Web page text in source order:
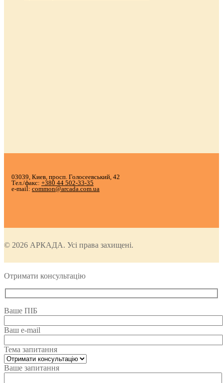
03039, Киев, просп. Голосеевський, 42
Тел./факс: +380 44 502-33-35
e-mail: common@arcada.com.ua
© 2026 АРКАДА. Усі права захищені.
Отримати консультацію
Ваше ПІБ
Ваш e-mail
Тема запитання
Ваше запитання